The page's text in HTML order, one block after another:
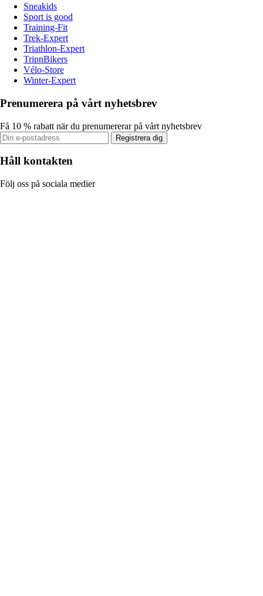
Sneakids
Sport is good
Training-Fit
Trek-Expert
Triathlon-Expert
TripnBikers
Vélo-Store
Winter-Expert
Prenumerera på vårt nyhetsbrev
Få 10 % rabatt när du prenumererar på vårt nyhetsbrev
Registrera dig
Håll kontakten
Följ oss på sociala medier